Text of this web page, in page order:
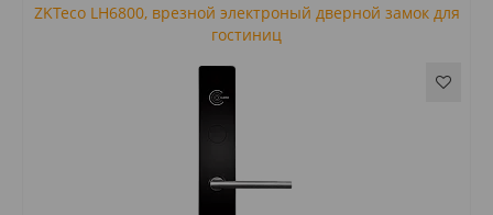
ZKTeco LH6800, врезной электроный дверной замок для
гостиниц